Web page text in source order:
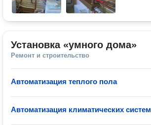
Установка «умного дома»
Ремонт и строительство
Автоматизация теплого пола
Автоматизация климатических систем